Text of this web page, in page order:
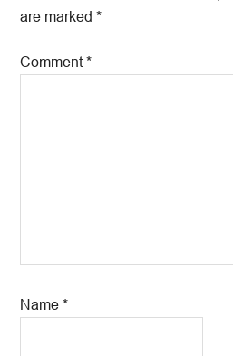
are marked*
Comment*
Name*